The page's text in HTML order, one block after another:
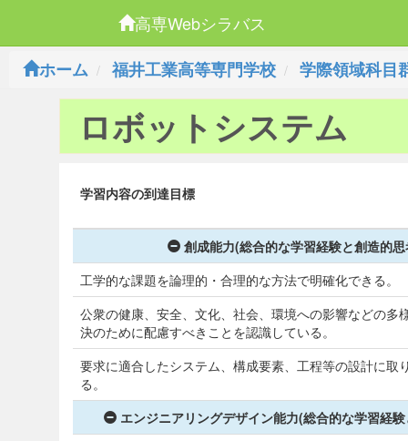
高専Webシラバス
ホーム
福井工業高等専門学校 学際領域科目
ロボットシステム
学習内容の到達目標
創成能力(総合的な学習経験と創造的
工学的な課題を論理的・合理的な方法で明確化できる。
公衆の健康、安全、文化、社会、環境への影響などの多
決のために配慮すべきことを認識している。
要求に適合したシステム、構成要素、工程等の設計に取
る。
エンジニアリングデザイン能力(総合的な学習経